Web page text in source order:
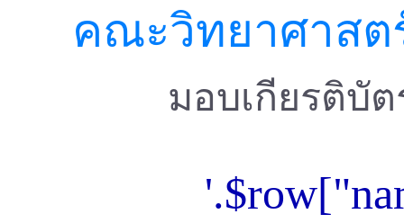
คณะวิทยาศาส
มอบเกียรติบั